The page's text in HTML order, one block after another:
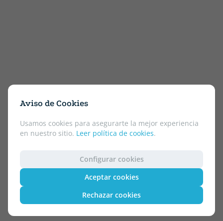
Aviso de Cookies
Usamos cookies para asegurarte la mejor experiencia
en nuestro sitio. Leer política de cookies.
Configurar cookies
Aceptar cookies
Rechazar cookies